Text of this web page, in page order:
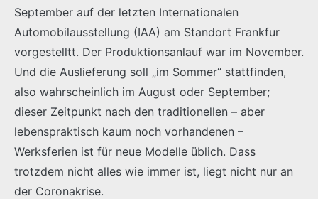
September auf der letzten Internationalen
Automobilausstellung (IAA) am Standort Frankfur
vorgestelltt. Der Produktionsanlauf war im November.
Und die Auslieferung soll „im Sommer“ stattfinden,
also wahrscheinlich im August oder September;
dieser Zeitpunkt nach den traditionellen – aber
lebenspraktisch kaum noch vorhandenen –
Werksferien ist für neue Modelle üblich. Dass
trotzdem nicht alles wie immer ist, liegt nicht nur an
der Coronakrise.